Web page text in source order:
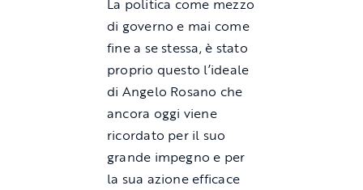
La politica come mezzo
di governo e mai come
fine a se stessa, è stato
proprio questo l’ideale
di Angelo Rosano che
ancora oggi viene
ricordato per il suo
grande impegno e per
la sua azione efficace